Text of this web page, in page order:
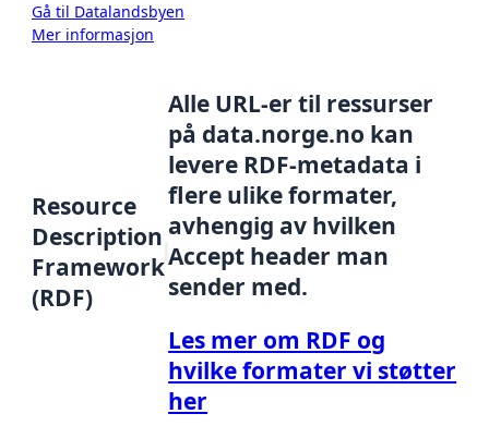
Gå til Datalandsbyen
Mer informasjon
Resource
Description
Framework
(RDF)
Alle URL-er til ressurser
på data.norge.no kan
levere RDF-metadata i
flere ulike formater,
avhengig av hvilken
Accept header man
sender med.
Les mer om RDF og
hvilke formater vi støtter
her